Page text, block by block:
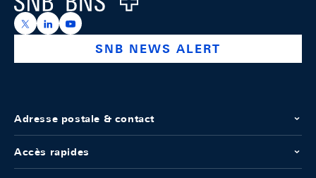
https://x.com/snb_bns
https://ch.linkedin.com/company/swiss-national-
https://www.youtube.com/@swissnationalbank
SNB NEWS ALERT
Adresse postale & contact
Accès rapides